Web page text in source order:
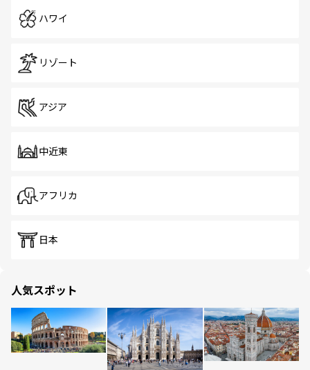
ハワイ
リゾート
アジア
中近東
アフリカ
日本
人気スポット